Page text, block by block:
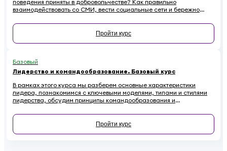
поведения приняты в добровольчестве? Как правильно
взаимодействовать со СМИ, вести социальные сети и бережно
репутации? Если вы хотите стать осознанным и ответственным
волонтёром, этот онлайн-курс для вас.
Пройти курс
Базовый
Лидерство и командообразование. Базовый курс
В рамках этого курса мы разберем основные характеристики
лидера, познакомимся с ключевыми моделями, типами и стилями
лидерства, обсудим принципы командообразования и
лидерских качеств.
Пройти курс